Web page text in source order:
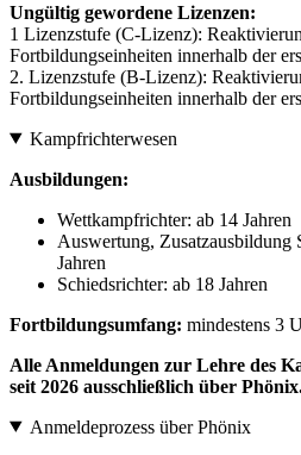
Ungültig gewordene Lizenzen:
1 Lizenzstufe (C-Lizenz):
Fortbildungseinheiten innerhalb der
2. Lizenzstufe (B-Lizenz):
Fortbildungseinheiten innerhalb der
Kampfrichterwesen
Ausbildungen:
Wettkampfrichter: ab 14 Jahren
Auswertung, Zusatzausbildung
Jahren
Schiedsrichter: ab 18 Jahren
Fortbildungsumfang: mindestens 3
Alle Anmeldungen zur Lehre des
seit 2026 ausschließlich über
Anmeldeprozess über Phönix